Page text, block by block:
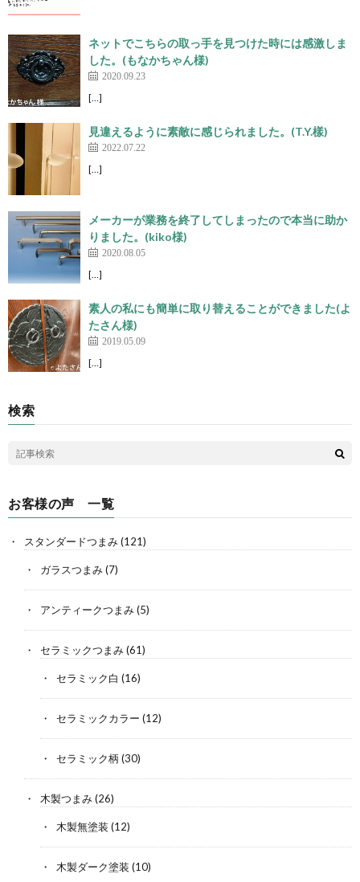
ネットでこちらの取っ手を見つけた時には感激しま
した。(もなかちゃん様)
2020.09.23
[…]
見違えるように素敵に感じられました。(T.Y.樣)
2022.07.22
[…]
メーカーが業務を終了してしまったので本当に助か
りました。(kiko様)
2020.08.05
[…]
素人の私にも簡単に取り替えることができました(よ
たさん様)
2019.05.09
[…]
検索
お客様の声 一覧
スタンダードつまみ(121)
ガラスつまみ(7)
アンティークつまみ(5)
セラミックつまみ(61)
セラミック白 (16)
セラミックカラー (12)
セラミック柄 (30)
木製つまみ(26)
木製無塗装 (12)
木製ダーク塗装 (10)